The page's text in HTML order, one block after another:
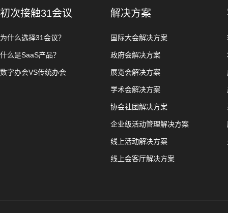
初次接触31会议
为什么选择31会议？
什么是SaaS产品？
数字办会VS传统办会
解决方案
国际大会解决方案
政府会解决方案
展览会解决方案
学术会解决方案
协会社团解决方案
企业级活动管理解决方案
线上活动解决方案
线上会客厅解决方案